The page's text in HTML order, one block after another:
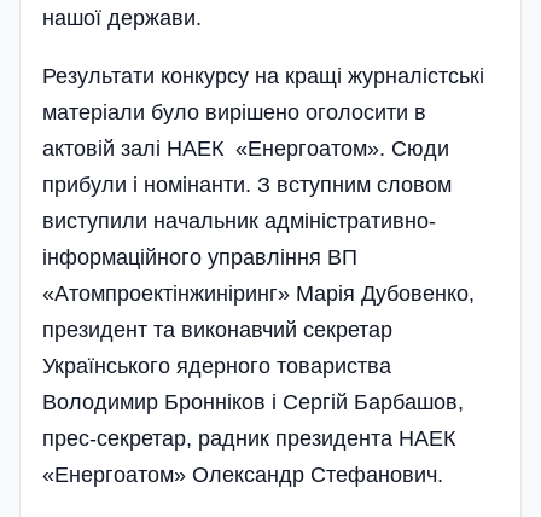
нашої держави.
Результати конкурсу на кращі журналістські
матері­али було вирішено оголо­сити в
актовій залі НАЕК «Енергоатом». Сюди
прибу­ли і номінанти. З вступним словом
виступили нача­ль­ник адміністративно-
інформаційного управління ВП
«Атомпроектінжиніринг» Марія Дубовенко,
президент та виконавчий секретар
Українського ядерного товариства
Володимир Бронніков і Сергій Барбашов,
прес-секретар, радник президента НАЕК
«Енергоатом» Олександр Стефа­нович.